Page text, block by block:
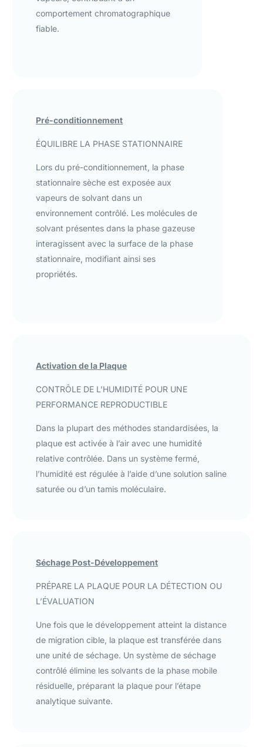
comportement chromatographique
fiable.
Pré-conditionnement
ÉQUILIBRE LA PHASE STATIONNAIRE
Lors du pré-conditionnement, la phase
stationnaire sèche est exposée aux
vapeurs de solvant dans un
environnement contrôlé. Les molécules de
solvant présentes dans la phase gazeuse
interagissent avec la surface de la phase
stationnaire, modifiant ainsi ses
propriétés.
Activation de la Plaque
CONTRÔLE DE L’HUMIDITÉ POUR UNE
PERFORMANCE REPRODUCTIBLE
Dans la plupart des méthodes standardisées, la
plaque est activée à l’air avec une humidité
relative contrôlée. Dans un système fermé,
l’humidité est régulée à l’aide d’une solution saline
saturée ou d’un tamis moléculaire.
Séchage Post-Développement
PRÉPARE LA PLAQUE POUR LA DÉTECTION OU
L’ÉVALUATION
Une fois que le développement atteint la distance
de migration cible, la plaque est transférée dans
une unité de séchage. Un système de séchage
contrôlé élimine les solvants de la phase mobile
résiduelle, préparant la plaque pour l’étape
analytique suivante.